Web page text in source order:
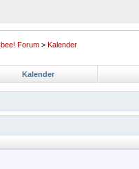
Forum > Kalender
Kalender